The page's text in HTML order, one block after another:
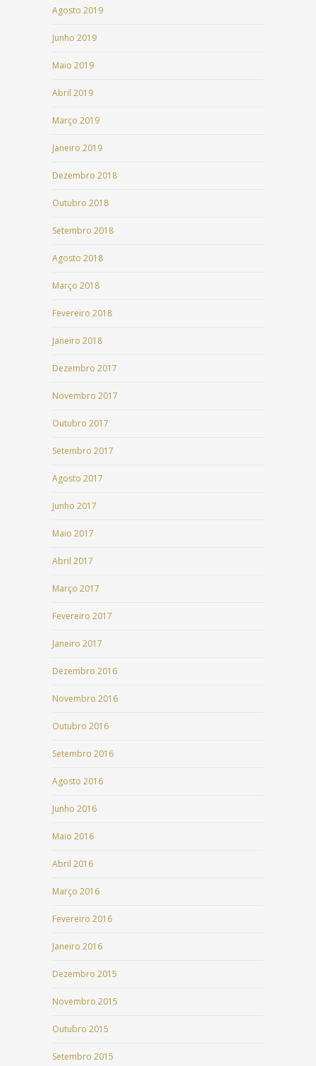
Agosto 2019
Junho 2019
Maio 2019
Abril 2019
Março 2019
Janeiro 2019
Dezembro 2018
Outubro 2018
Setembro 2018
Agosto 2018
Março 2018
Fevereiro 2018
Janeiro 2018
Dezembro 2017
Novembro 2017
Outubro 2017
Setembro 2017
Agosto 2017
Junho 2017
Maio 2017
Abril 2017
Março 2017
Fevereiro 2017
Janeiro 2017
Dezembro 2016
Novembro 2016
Outubro 2016
Setembro 2016
Agosto 2016
Junho 2016
Maio 2016
Abril 2016
Março 2016
Fevereiro 2016
Janeiro 2016
Dezembro 2015
Novembro 2015
Outubro 2015
Setembro 2015